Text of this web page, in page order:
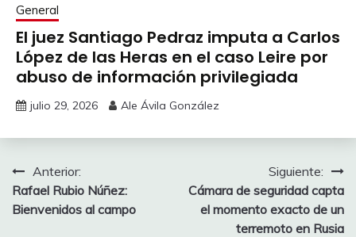
General
El juez Santiago Pedraz imputa a Carlos
López de las Heras en el caso Leire por
abuso de información privilegiada
julio 29, 2026 Ale Ávila González
Navegación
de
Anterior:
Rafael Rubio Núñez:
Bienvenidos al campo
Siguiente:
Cámara de seguridad capta
el momento exacto de un
terremoto en Rusia